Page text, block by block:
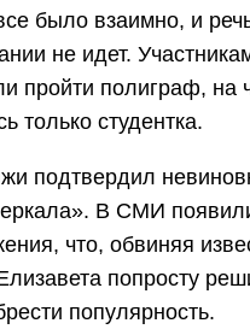
было взаимно, и
не идет.
пройти полиграф, на
только студентка.
подтвердил
В СМИ
что, обвиняя
попросту
популярность.